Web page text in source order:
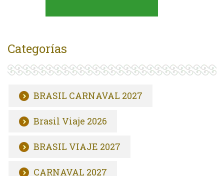
Categorías
BRASIL CARNAVAL 2027
Brasil Viaje 2026
BRASIL VIAJE 2027
CARNAVAL 2027